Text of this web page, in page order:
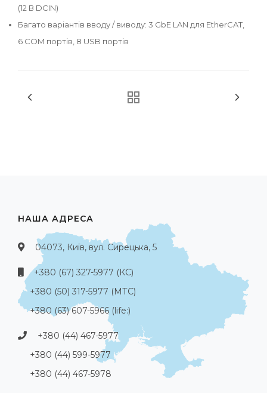
(12 В DCIN)
Багато варіантів вводу / виводу: 3 GbE LAN для EtherCAT,
6 COM портів, 8 USB портів
НАША АДРЕСА
04073, Київ, вул. Сирецька, 5
+380 (67) 327-5977 (КС)
+380 (50) 317-5977 (МТС)
+380 (63) 607-5966 (life:)
+380 (44) 467-5977
+380 (44) 599-5977
+380 (44) 467-5978